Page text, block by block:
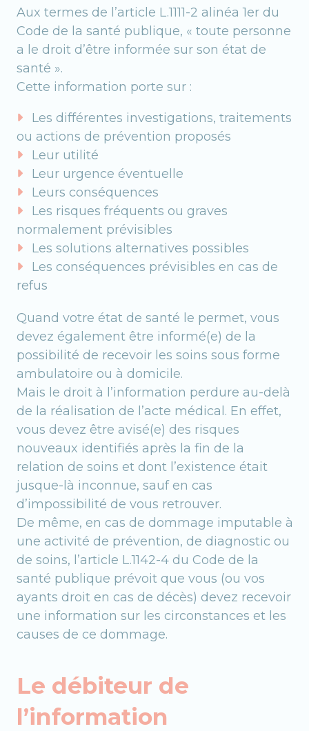
Aux termes de l’article L.1111-2 alinéa 1er du
Code de la santé publique, « toute personne
a le droit d’être informée sur son état de
santé ».
Cette information porte sur :
Les différentes investigations, traitements
ou actions de prévention proposés
Leur utilité
Leur urgence éventuelle
Leurs conséquences
Les risques fréquents ou graves
normalement prévisibles
Les solutions alternatives possibles
Les conséquences prévisibles en cas de
refus
Quand votre état de santé le permet, vous
devez également être informé(e) de la
possibilité de recevoir les soins sous forme
ambulatoire ou à domicile.
Mais le droit à l’information perdure au-delà
de la réalisation de l’acte médical. En effet,
vous devez être avisé(e) des risques
nouveaux identifiés après la fin de la
relation de soins et dont l’existence était
jusque-là inconnue, sauf en cas
d’impossibilité de vous retrouver.
De même, en cas de dommage imputable à
une activité de prévention, de diagnostic ou
de soins, l’article L.1142-4 du Code de la
santé publique prévoit que vous (ou vos
ayants droit en cas de décès) devez recevoir
une information sur les circonstances et les
causes de ce dommage.
Le débiteur de
l’information